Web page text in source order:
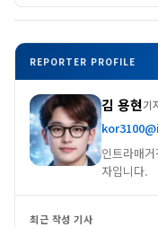
REPORTER PROFILE
김 용현기
인트라매
자입니다.
최근 작성 기사